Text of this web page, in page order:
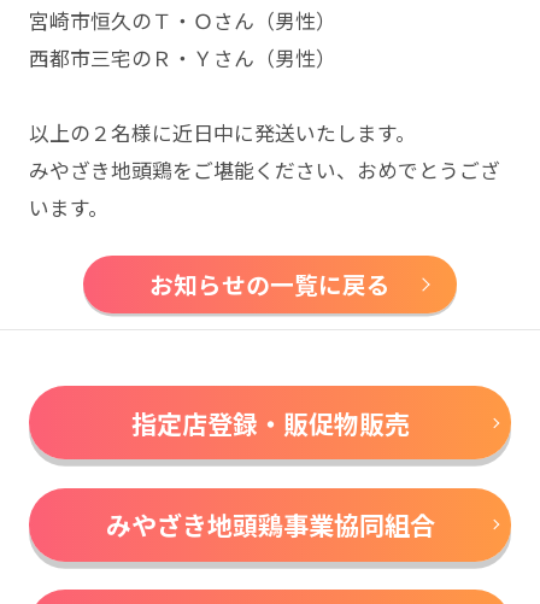
宮崎市恒久のＴ・Ｏさん（男性）
西都市三宅のＲ・Ｙさん（男性）
以上の２名様に近日中に発送いたします。
みやざき地頭鶏をご堪能ください、おめでとうござ
います。
お知らせの一覧に戻る
指定店登録・販促物販売
みやざき地頭鶏事業協同組合